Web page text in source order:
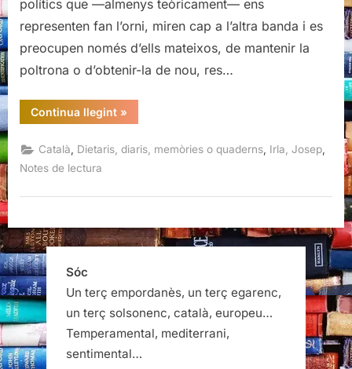
polítics que —almenys teòricament— ens
representen fan l’orni, miren cap a l’altra banda i es
preocupen només d’ells mateixos, de mantenir la
poltrona o d’obtenir-la de nou, res…
Continua llegint“Memòries
d’un
l’exili,
»
Català Dietaris, diaris, memòries o quaderns Irla, Josep
Notes de lectura
Sóc
Un terç empordanès, un terç egarenc,
un terç solsonenc, català, europeu…
Temperamental, mediterrani,
sentimental…